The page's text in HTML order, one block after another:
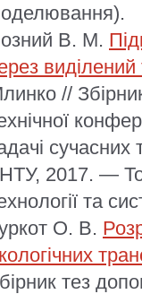
В. М.
//
2017. —
та
О. В.
тез